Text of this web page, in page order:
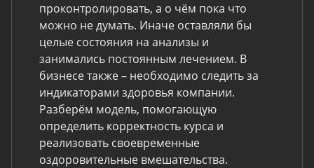
проконтролировать, а о чём пока что
можно не думать. Иначе оставляли бы
целые состояния на анализы и
занимались постоянным лечением. В
бизнесе также – необходимо следить за
индикаторами здоровья компании.
Разберём модель, помогающую
определить корректность курса и
реализовать своевременные
оздоровительные вмешательства.